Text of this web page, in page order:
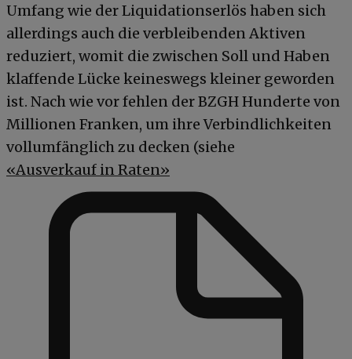
Umfang wie der Liquidationserlös haben sich
allerdings auch die verbleibenden Aktiven
reduziert, womit die zwischen Soll und Haben
klaffende Lücke keineswegs kleiner geworden
ist. Nach wie vor fehlen der BZGH Hunderte von
Millionen Franken, um ihre Verbindlichkeiten
vollumfänglich zu decken (siehe
«Ausverkauf in Raten»